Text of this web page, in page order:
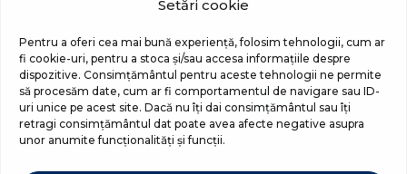
Setări cookie
Pentru a oferi cea mai bună experiență, folosim tehnologii, cum ar
fi cookie-uri, pentru a stoca și/sau accesa informațiile despre
dispozitive. Consimțământul pentru aceste tehnologii ne permite
să procesăm date, cum ar fi comportamentul de navigare sau ID-
uri unice pe acest site. Dacă nu îți dai consimțământul sau îți
retragi consimțământul dat poate avea afecte negative asupra
unor anumite funcționalități și funcții.
Regulament Campanie „100 zile pana la vis”